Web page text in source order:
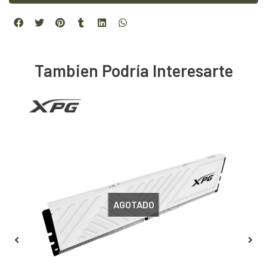
Tambien Podría Interesarte
AGOTADO